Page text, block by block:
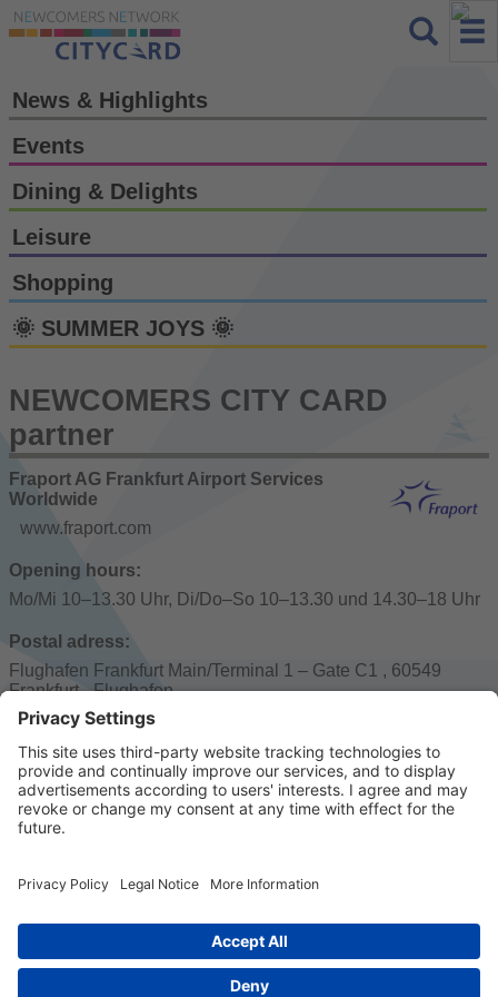
News & Highlights
Events
Dining & Delights
Leisure
Shopping
🌞 SUMMER JOYS 🌞
NEWCOMERS CITY CARD
partner
Fraport AG Frankfurt Airport Services
Worldwide
www.fraport.com
Opening hours:
Mo/Mi 10–13.30 Uhr, Di/Do–So 10–13.30 und 14.30–18 Uhr
Postal adress:
Flughafen Frankfurt Main/Terminal 1 – Gate C1 , 60549
Frankfurt - Flughafen
Public transport:
Flughafen Regionalbahnhof